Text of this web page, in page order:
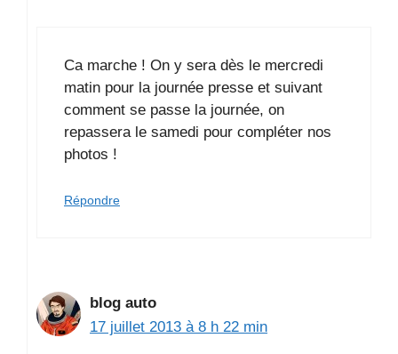
Ca marche ! On y sera dès le mercredi
matin pour la journée presse et suivant
comment se passe la journée, on
repassera le samedi pour compléter nos
photos !
Répondre
blog auto
17 juillet 2013 à 8 h 22 min